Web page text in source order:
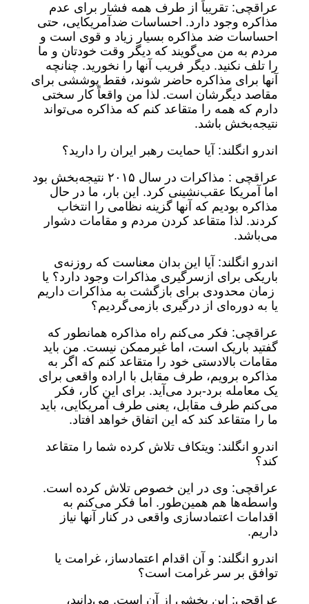
عراقچی: تقریباً از طرف همه فشار برای عدم
مذاکره وجود دارد. احساسات ضدآمریکایی، حتی
احساسات ضد مذاکره بسیار زیاد و قوی است و
مردم به من می‌گویند که دیگر وقت خودتان و ما
را تلف نکنید. دیگر فریب آنها را نخورید. چنانچه
آنها برای مذاکره حاضر شوند، فقط پوششی برای
مقاصد دیگرشان است. لذا من واقعاً کار سختی
دارم که همه را متقاعد کنم که مذاکره می‌تواند
نتیجه‌بخش باشد.
اندرو انگلند: آیا حمایت رهبر ایران را دارید؟
عراقچی : مذاکرات در سال ۲۰۱۵ نتیجه‌بخش بود
اما آمریکا عقب‌نشینی کرد. این بار، ما در حال
مذاکره بودیم که آنها گزینه نظامی را انتخاب
کردند. لذا متقاعد کردن مردم و مقامات دشوار
می‌باشد.
اندرو انگلند: آیا این بدان معناست که روزنه‌ی
باریکی برای ازسرگیری مذاکرات وجود دارد؟ یا
زمان محدودی برای بازگشت به مذاکرات داریم
یا به دوره‌ای از درگیری بازمی‌گردیم؟
عراقچی: فکر می‌کنم راه مذاکره همانطور که
گفتید باریک است، اما غیرممکن نیست. من باید
مقامات بالادستی خود را متقاعد کنم که اگر به
مذاکره برویم، طرف مقابل با اراده واقعی برای
یک معامله برد-برد می‌آید. برای این کار، فکر
می‌کنم طرف مقابل، یعنی طرف آمریکایی، باید
ما را متقاعد کند که این اتفاق خواهد افتاد.
اندرو انگلند: ویتکاف تلاش کرده شما را متقاعد
کند؟
عراقچی: وی در این خصوص تلاش کرده است.
واسطه‌ها هم همین‌طور. اما فکر می‌کنم به
اقدامات اعتمادسازی واقعی در کنار آنها نیاز
داریم.
اندرو انگلند: و آن اقدام اعتمادساز، غرامت یا
توافق بر سر غرامت است؟
عراقچی: این بخشی از آن است. می‌دانید،